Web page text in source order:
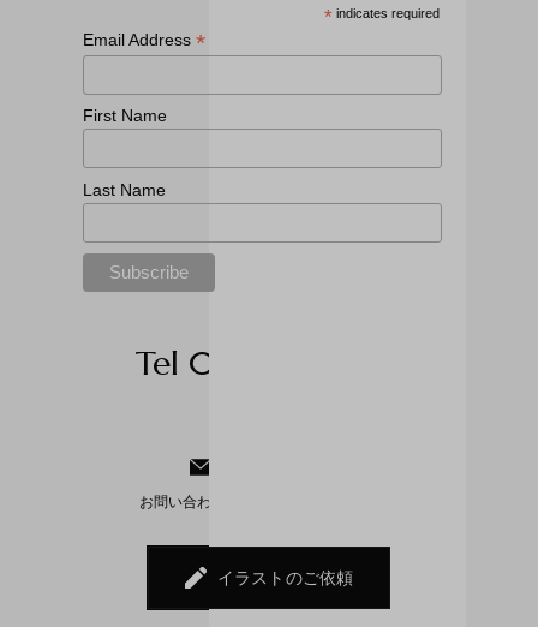
*indicates required
Email Address *
First Name
Last Name
Tel 03-6452-4778
お問い合わせ内容を選択してください。
イラストのご依頼